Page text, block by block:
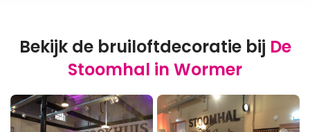
Bekijk de bruiloftdecoratie bij De
Stoomhal in Wormer